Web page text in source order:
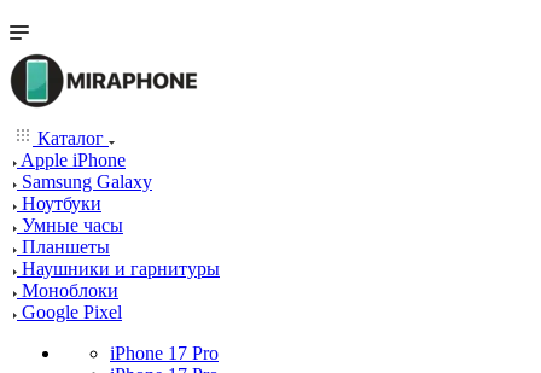
Каталог
Apple iPhone
Samsung Galaxy
Ноутбуки
Умные часы
Планшеты
Наушники и гарнитуры
Моноблоки
Google Pixel
iPhone 17 Pro